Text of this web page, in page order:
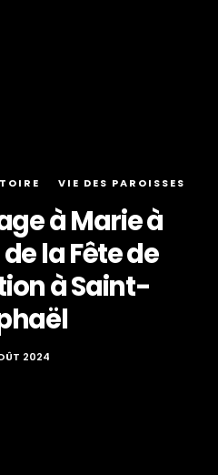
VIE DES PAROISSES
à Marie à
la Fête de
à Saint-
2024